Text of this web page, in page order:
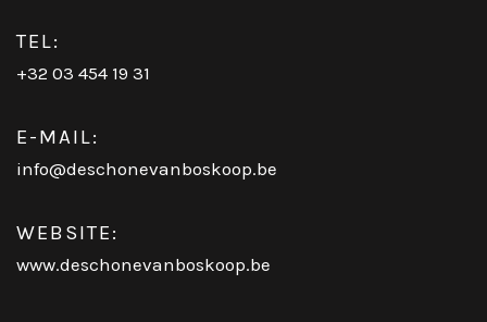
TEL:
+32 03 454 19 31
E-MAIL:
info@deschonevanboskoop.be
WEBSITE:
www.deschonevanboskoop.be